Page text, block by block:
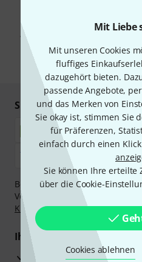
Mit Liebe
Mit unseren Cookies
fluffiges
dazugehört bieten.
passende Angebote,
und das Merken von
Sie okay ist, stimmen Sie
für Präferenzen,
einfach durch einen Klick
Sie können Ihre erteilte
über die Cookie-
Cookies ablehnen
Werbung und einer Messung des
Abmeldung ist jederzeit möglich.
*
Sicher einkaufen &
Bezahlen Sie vertraulich und
Vorkasse, PayPal, Amazon Pay,
Klarna Ratenzahlungoder
Ihre Vorteile
3 Jahre Thomann Garantie